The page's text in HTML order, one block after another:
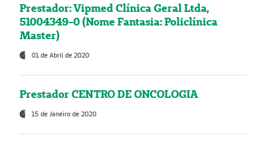
Prestador: Vipmed Clínica Geral Ltda,
51004349-0 (Nome Fantasia: Policlínica
Master)
01 de Abril de 2020
Prestador CENTRO DE ONCOLOGIA
15 de Janeiro de 2020